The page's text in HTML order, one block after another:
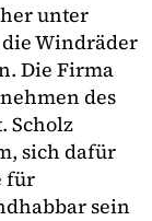
unter
Windräder
Die Firma
des
Scholz
sich dafür
für
sein